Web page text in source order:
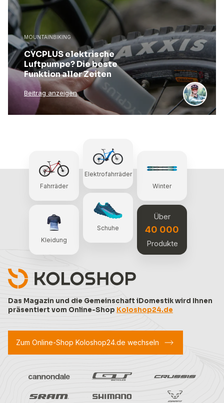
MOUNTAINBIKING
CYCPLUS elektrische
Luftpumpe? Die beste
Funktion aller Zeiten
Beitrag anzeigen
Das Magazin und die Gemeinschaft iDomestik wird Ihnen
präsentiert vom Online-Shop Koloshop24.de
Fahrräder
Elektrofahrräder
Winter
Kleidung
Schuhe
Über
40 000
Produkte
Zum Online-Shop Koloshop24.de wechseln